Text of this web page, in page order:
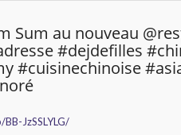
Sum au nouveau
#dejdefilles
#cuisinechinoise
JzSSLYLG/